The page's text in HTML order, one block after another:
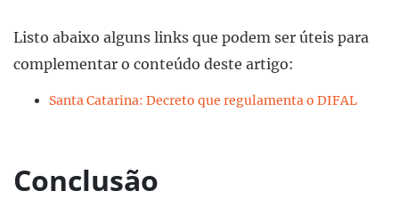
Listo abaixo alguns links que podem ser úteis para
complementar o conteúdo deste artigo:
Santa Catarina: Decreto que regulamenta o DIFAL
Conclusão